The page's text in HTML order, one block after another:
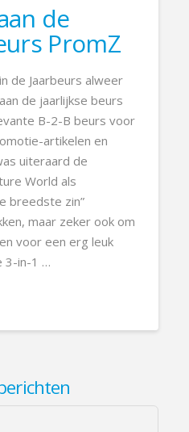
de
PromZ
de Jaarbeurs alweer
de jaarlijkse beurs
B-2-B beurs voor
artikelen en
uiteraard de
World als
breedste zin”
maar zeker ook om
voor een erg leuk
3-in-1 …